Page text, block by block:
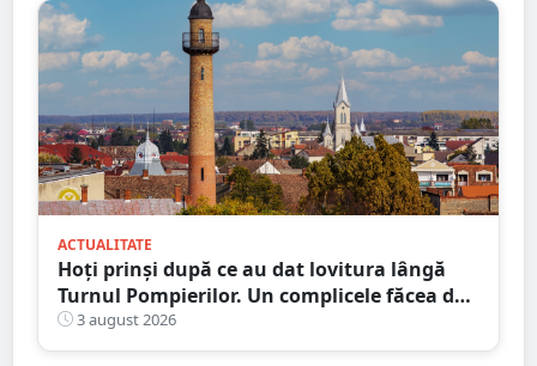
ACTUALITATE
Hoți prinși după ce au dat lovitura lângă
Turnul Pompierilor. Un complicele făcea de
pază
3 august 2026